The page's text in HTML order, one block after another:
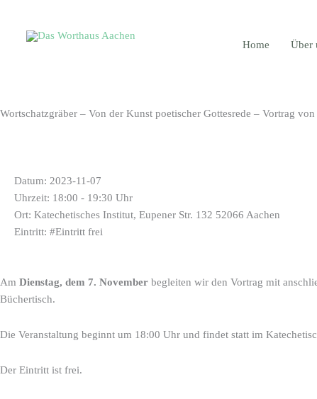
springen
Home Über
Wortschatzgräber – Von der Kunst poetischer Gottesrede – Vortrag
Datum: 2023-11-07
Uhrzeit: 18:00 - 19:30 Uhr
Ort: Katechetisches Institut, Eupener Str. 132 52066 Aachen
Eintritt: #Eintritt frei
Am Dienstag, dem 7. November begleiten wir den Vortrag mit
Büchertisch.
Die Veranstaltung beginnt um 18:00 Uhr und findet statt im
Der Eintritt ist frei.